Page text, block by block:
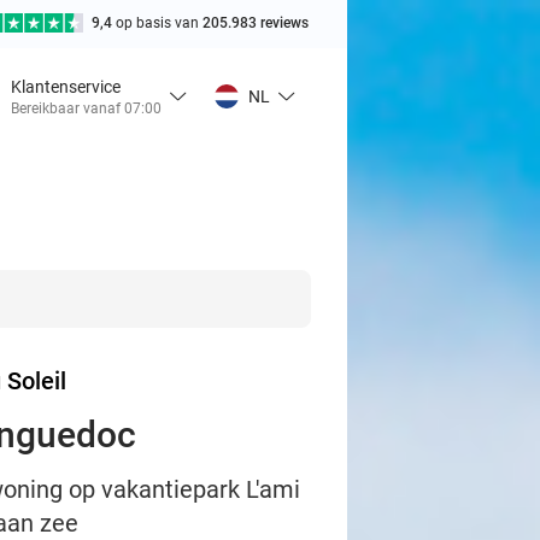
9,4 op basis van 205.983 reviews
Klantenservice
Bereikbaar vanaf 07:00
NL
Soleil
op vakantiepark L'ami
zee